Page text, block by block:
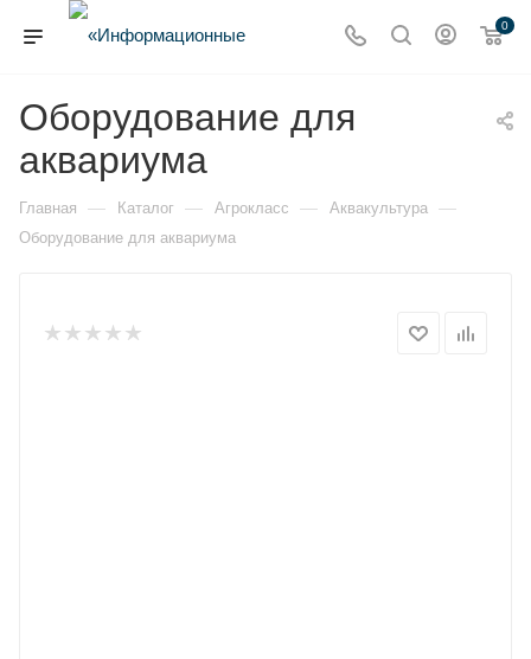
0
Оборудование для
аквариума
Главная — Каталог — Агрокласс — Аквакультура —
Оборудование для аквариума